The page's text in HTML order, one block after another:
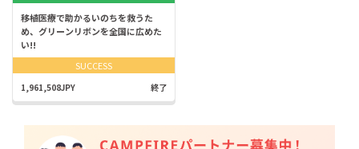
移植医療で助かるいのちを救うた
め、グリーンリボンを全国に広めた
い!!
SUCCESS
1,961,508JPY 終了